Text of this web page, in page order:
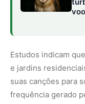
canto
comunicação
Decodificando o